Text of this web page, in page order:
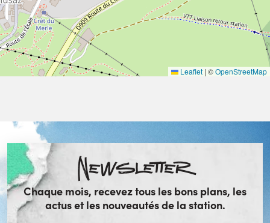
Leaflet | ©OpenStreetMap
Newsletter
Chaque mois, recevez tous les bons plans, les
actus et les nouveautés de la station.